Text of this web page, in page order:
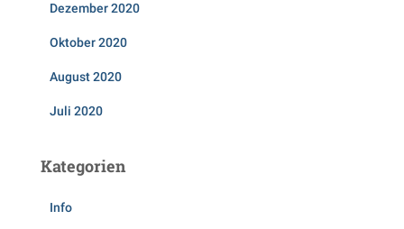
Dezember 2020
Oktober 2020
August 2020
Juli 2020
Kategorien
Info